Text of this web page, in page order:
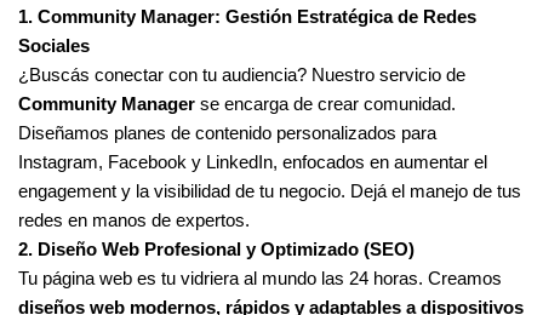
1. Community Manager: Gestión Estratégica de Redes
Sociales
¿Buscás conectar con tu audiencia? Nuestro servicio de
Community Manager se encarga de crear comunidad.
Diseñamos planes de contenido personalizados para
Instagram, Facebook y LinkedIn, enfocados en aumentar el
engagement y la visibilidad de tu negocio. Dejá el manejo de tus
redes en manos de expertos.
2. Diseño Web Profesional y Optimizado (SEO)
Tu página web es tu vidriera al mundo las 24 horas. Creamos
diseños web modernos, rápidos y adaptables a dispositivos